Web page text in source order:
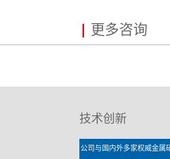
| 更多咨询
技术创新
公司与国内外多家权威金属